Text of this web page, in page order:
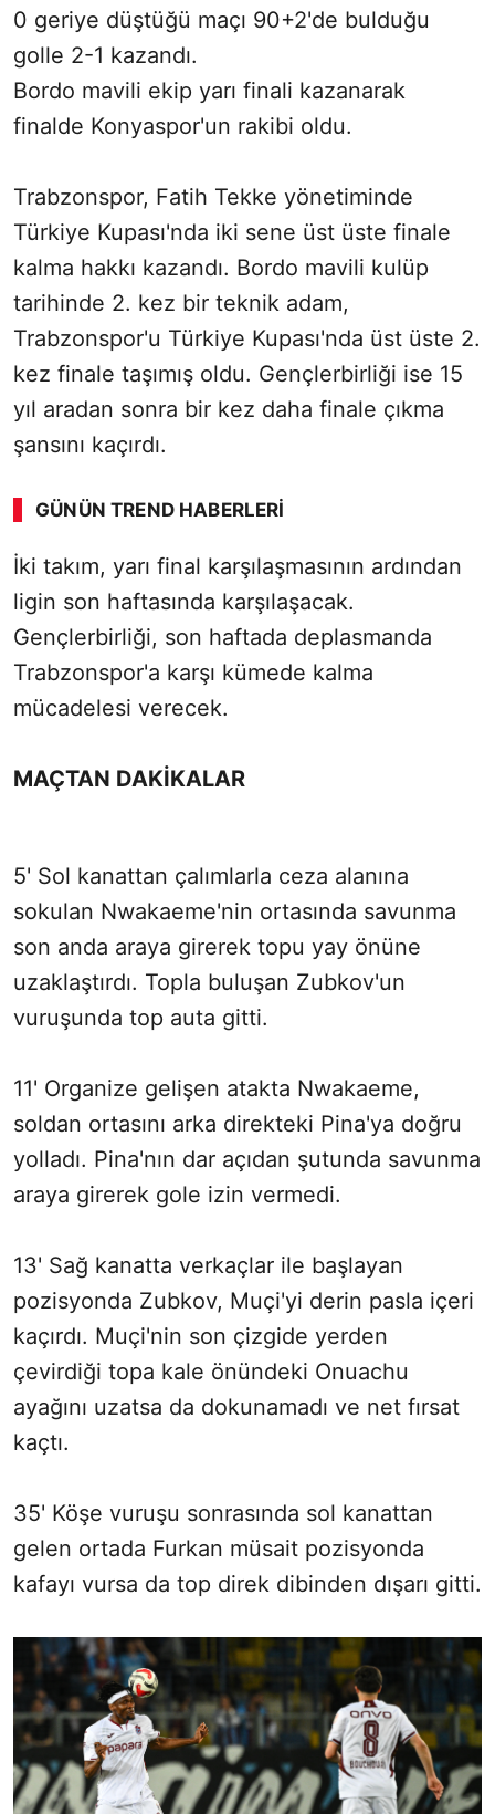
0 geriye düştüğü maçı 90+2'de bulduğu
golle 2-1 kazandı.
Bordo mavili ekip yarı finali kazanarak
finalde Konyaspor'un rakibi oldu.
Trabzonspor, Fatih Tekke yönetiminde
Türkiye Kupası'nda iki sene üst üste finale
kalma hakkı kazandı. Bordo mavili kulüp
tarihinde 2. kez bir teknik adam,
Trabzonspor'u Türkiye Kupası'nda üst üste 2.
kez finale taşımış oldu. Gençlerbirliği ise 15
yıl aradan sonra bir kez daha finale çıkma
şansını kaçırdı.
GÜNÜN TREND HABERLERI
İki takım, yarı final karşılaşmasının ardından
ligin son haftasında karşılaşacak.
Gençlerbirliği, son haftada deplasmanda
Trabzonspor'a karşı kümede kalma
mücadelesi verecek.
MAÇTAN DAKİKALAR
5' Sol kanattan çalımlarla ceza alanına
sokulan Nwakaeme'nin ortasında savunma
son anda araya girerek topu yay önüne
uzaklaştırdı. Topla buluşan Zubkov'un
vuruşunda top auta gitti.
11' Organize gelişen atakta Nwakaeme,
soldan ortasını arka direkteki Pina'ya doğru
yolladı. Pina'nın dar açıdan şutunda savunma
araya girerek gole izin vermedi.
13' Sağ kanatta verkaçlar ile başlayan
pozisyonda Zubkov, Muçi'yi derin pasla içeri
kaçırdı. Muçi'nin son çizgide yerden
çevirdiği topa kale önündeki Onuachu
ayağını uzatsa da dokunamadı ve net fırsat
kaçtı.
35' Köşe vuruşu sonrasında sol kanattan
gelen ortada Furkan müsait pozisyonda
kafayı vursa da top direk dibinden dışarı gitti.